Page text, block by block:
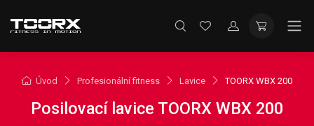
Úvod Profesionální fitness Lavice TOORX WBX 200
Posilovací lavice TOORX WBX 200